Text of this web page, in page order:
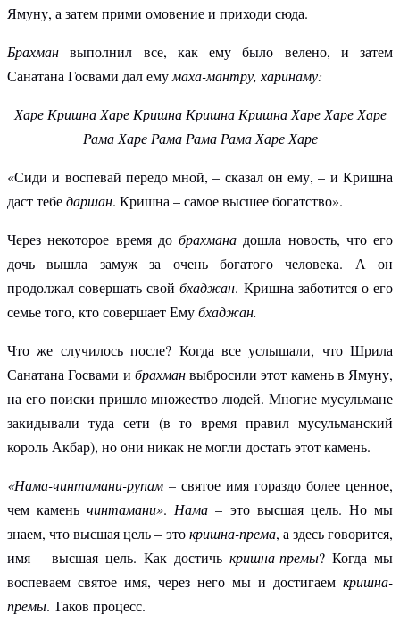
Ямуну, а затем прими омовение и приходи сюда.
Брахман выполнил все, как ему было велено, и затем
Санатана Госвами дал ему маха-мантру, харинаму:
Харе Кришна Харе Кришна Кришна Кришна Харе Харе Харе
Рама Харе Рама Рама Рама Харе Харе
«Сиди и воспевай передо мной, – сказал он ему, – и Кришна
даст тебедаршан. Кришна – самое высшее богатство».
Через некоторое время до брахмана дошла новость, что его
дочь вышла замуж за очень богатого человека. А он
продолжал совершать свойбхаджан. Кришна заботится о его
семье того, кто совершает Емубхаджан.
Что же случилось после? Когда все услышали, что Шрила
Санатана Госвами и брахманвыбросили этот камень в Ямуну,
на его поиски пришло множество людей. Многие мусульмане
закидывали туда сети (в то время правил мусульманский
король Акбар), но они никак не могли достать этот камень.
«Нама-чинтамани-рупам – святое имя гораздо более ценное,
чем каменьчинтамани». Нама – это высшая цель. Но мы
знаем, что высшая цель – этокришна-према, а здесь говорится,
имя – высшая цель. Как достичь кришна-премы? Когда мы
воспеваем святое имя, через него мы и достигаем кришна-
премы. Таков процесс.